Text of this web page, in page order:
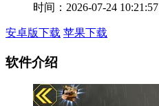
时间：2026-07-24 10:21:57
安卓版下载 苹果下载
软件介绍